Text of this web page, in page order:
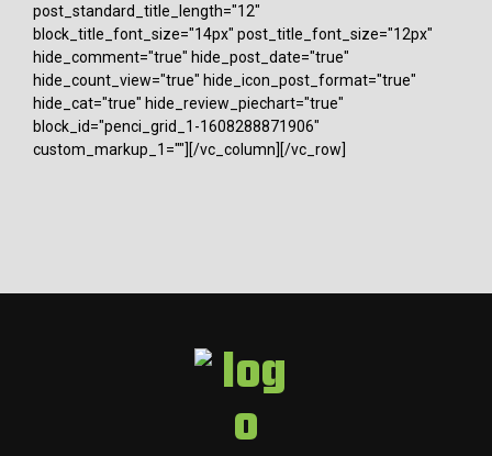
post_standard_title_length="12"
block_title_font_size="14px" post_title_font_size="12px"
hide_comment="true" hide_post_date="true"
hide_count_view="true" hide_icon_post_format="true"
hide_cat="true" hide_review_piechart="true"
block_id="penci_grid_1-1608288871906"
custom_markup_1=""][/vc_column][/vc_row]